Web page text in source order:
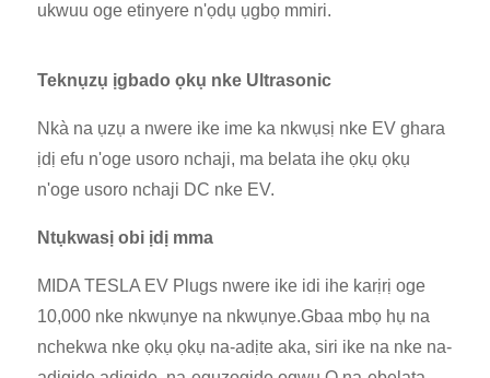
ukwuu oge etinyere n'ọdụ ụgbọ mmiri.
Teknụzụ ịgbado ọkụ nke Ultrasonic
Nkà na ụzụ a nwere ike ime ka nkwụsị nke EV ghara
ịdị efu n'oge usoro nchaji, ma belata ihe ọkụ ọkụ
n'oge usoro nchaji DC nke EV.
Ntụkwasị obi ịdị mma
MIDA TESLA EV Plugs nwere ike idi ihe karịrị oge
10,000 nke nkwụnye na nkwụnye.Gbaa mbọ hụ na
nchekwa nke ọkụ ọkụ na-adịte aka, siri ike na nke na-